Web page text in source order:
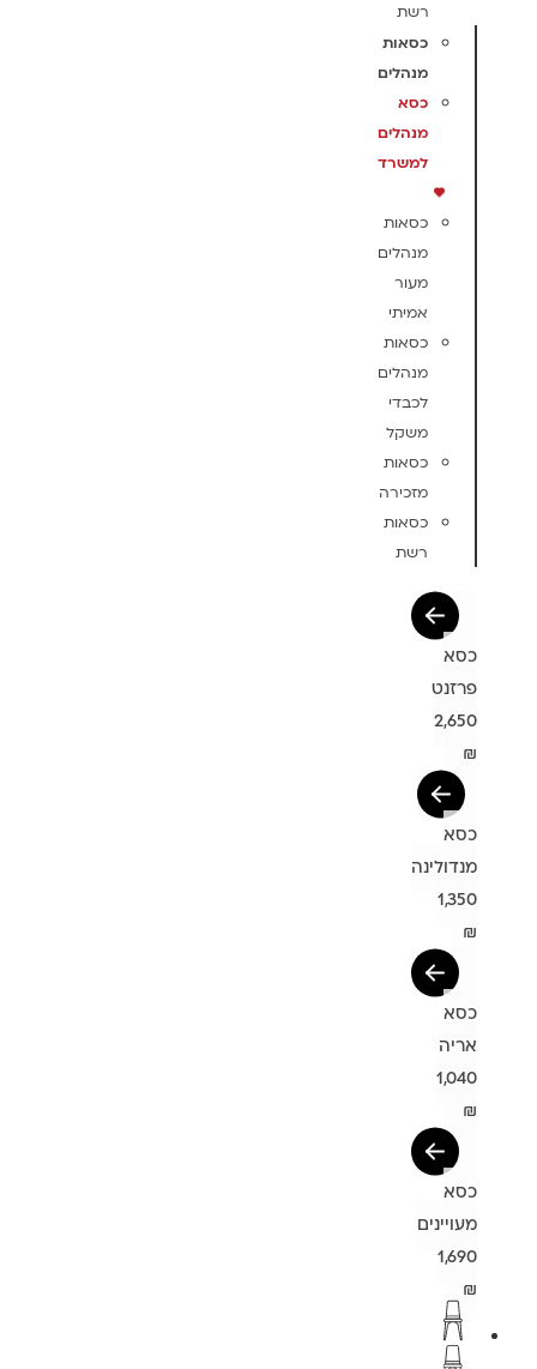
רשת
כסאות
מנהלים
כסא
מנהלים
למשרד
כסאות
מנהלים
מעור
אמיתי
כסאות
מנהלים
לכבדי
משקל
כסאות
מזכירה
כסאות
רשת
כסא
פרזנט
2,650
₪
כסא
מנדולינה
1,350
₪
כסא
אריה
1,040
₪
כסא
מעויינים
1,690
₪